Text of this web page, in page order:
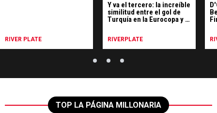
RIVER PLATE
Y va el tercero: la increíble
similitud entre el gol de
Turquía en la Eurocopa y el
RIVERPLATE
TOP LA PÁGINA MILLONARIA